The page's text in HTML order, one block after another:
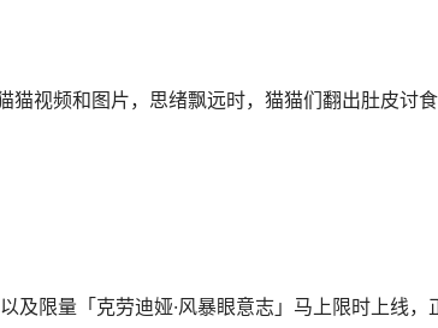
视频和图片，思绪飘远时，猫猫们翻出肚皮讨
限量「克劳迪娅·风暴眼意志」马上限时上线，